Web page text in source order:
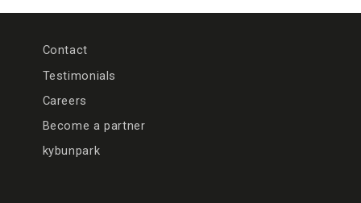
Contact
Testimonials
Careers
Become a partner
kybunpark